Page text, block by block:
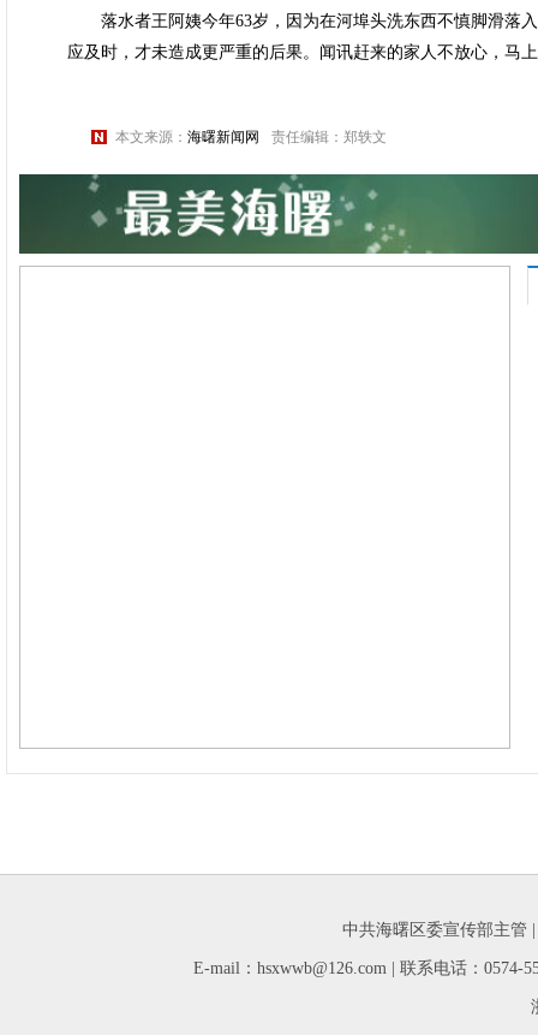
落水者王阿姨今年63岁，因为在河埠头洗东西不慎脚滑落入
应及时，才未造成更严重的后果。闻讯赶来的家人不放心，马
本文来源： 海曙新闻网 责任编辑：郑轶文
中共海曙区委宣传部主管
E-mail：hsxwwb@126.com | 联系电话：